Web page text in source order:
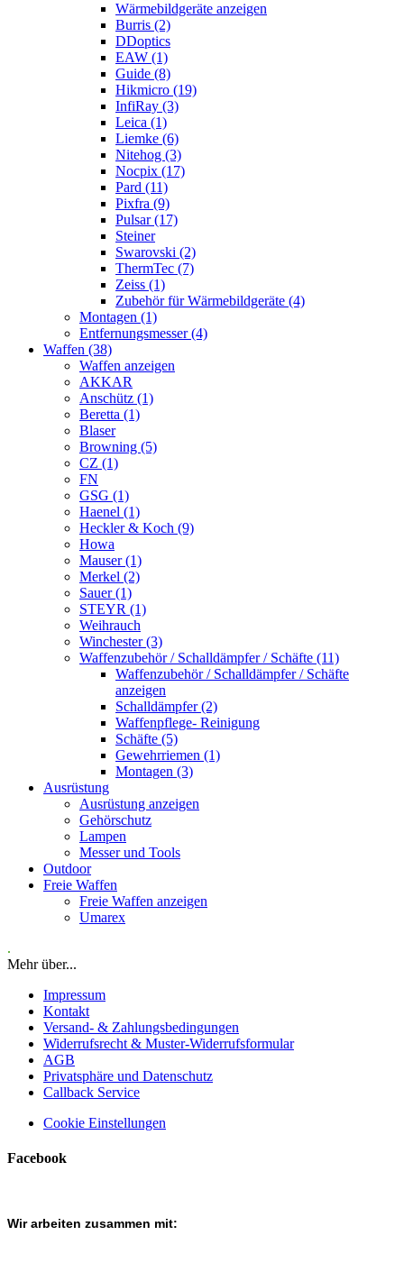
Wärmebildgeräte anzeigen
Burris (2)
DDoptics
EAW (1)
Guide (8)
Hikmicro (19)
InfiRay (3)
Leica (1)
Liemke (6)
Nitehog (3)
Nocpix (17)
Pard (11)
Pixfra (9)
Pulsar (17)
Steiner
Swarovski (2)
ThermTec (7)
Zeiss (1)
Zubehör für Wärmebildgeräte (4)
Montagen (1)
Entfernungsmesser (4)
Waffen (38)
Waffen anzeigen
AKKAR
Anschütz (1)
Beretta (1)
Blaser
Browning (5)
CZ (1)
FN
GSG (1)
Haenel (1)
Heckler & Koch (9)
Howa
Mauser (1)
Merkel (2)
Sauer (1)
STEYR (1)
Weihrauch
Winchester (3)
Waffenzubehör / Schalldämpfer / Schäfte (11)
Waffenzubehör / Schalldämpfer / Schäfte
anzeigen
Schalldämpfer (2)
Waffenpflege- Reinigung
Schäfte (5)
Gewehrriemen (1)
Montagen (3)
Ausrüstung
Ausrüstung anzeigen
Gehörschutz
Lampen
Messer und Tools
Outdoor
Freie Waffen
Freie Waffen anzeigen
Umarex
.
Mehr über...
Impressum
Kontakt
Versand- & Zahlungsbedingungen
Widerrufsrecht & Muster-Widerrufsformular
AGB
Privatsphäre und Datenschutz
Callback Service
Cookie Einstellungen
Facebook
Wir arbeiten zusammen mit: